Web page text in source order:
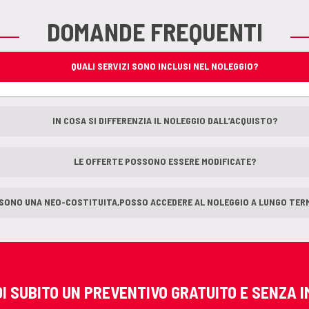
DOMANDE FREQUENTI
QUALI SERVIZI SONO INCLUSI NEL NOLEGGIO?
IN COSA SI DIFFERENZIA IL NOLEGGIO DALL’ACQUISTO?
LE OFFERTE POSSONO ESSERE MODIFICATE?
SONO UNA NEO-COSTITUITA,POSSO ACCEDERE AL NOLEGGIO A LUNGO
SUBITO UN PREVENTIVO GRATUITO E SENZA